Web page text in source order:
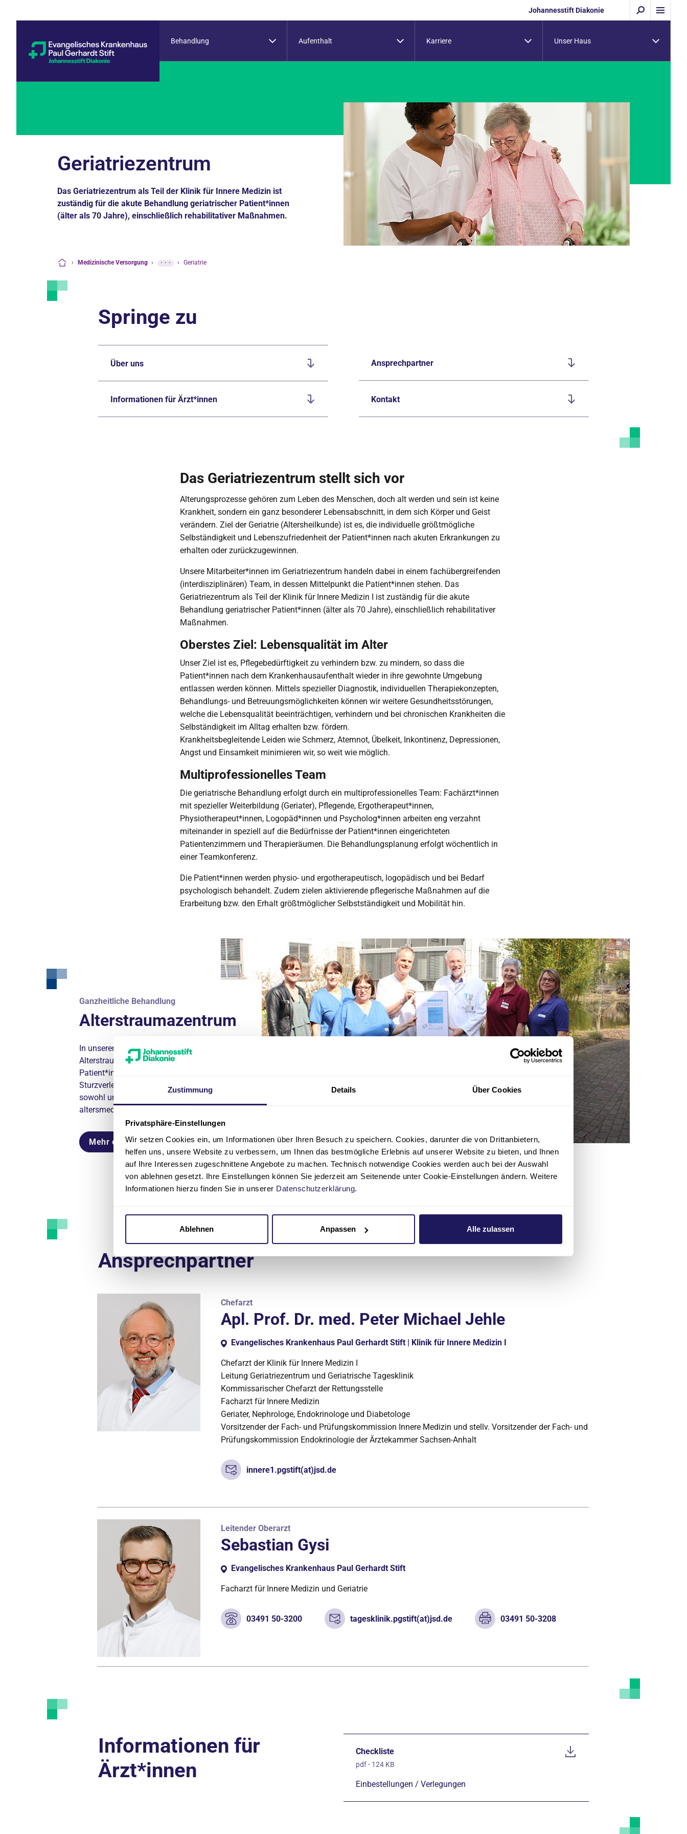
Zustimmung Details Über Cookies
Privatsphäre-Einstellungen
Wir setzen Cookies ein, um Informationen über Ihren Besuch zu speichern. Cookies, darunter die von Drittanbietern,
helfen uns, unsere Website zu verbessern, um Ihnen das bestmögliche Erlebnis auf unserer Website zu bieten, und Ihnen
auf Ihre Interessen zugeschnittene Angebote zu machen. Technisch notwendige Cookies werden auch bei der Auswahl
von ablehnen gesetzt. Ihre Einstellungen können Sie jederzeit am Seitenende unter Cookie-Einstellungen ändern. Weitere
Informationen hierzu finden Sie in unserer Datenschutzerklärung.
Ablehnen Anpassen Alle zulassen
Johannesstift Diakonie
Behandlung Aufenthalt Karriere Unser Haus
Geriatriezentrum
Das Geriatriezentrum als Teil der Klinik für Innere Medizin ist
zuständig für die akute Behandlung geriatrischer Patient*innen
(älter als 70 Jahre), einschließlich rehabilitativer Maßnahmen.
› Medizinische Versorgung › ··· › Geriatrie
Springe zu
Über uns Ansprechpartner
Informationen für Ärzt*innen Kontakt
Das Geriatriezentrum stellt sich vor
Alterungsprozesse gehören zum Leben des Menschen, doch alt werden und sein ist keine
Krankheit, sondern ein ganz besonderer Lebensabschnitt, in dem sich Körper und Geist
verändern. Ziel der Geriatrie (Altersheilkunde) ist es, die individuelle größtmögliche
Selbständigkeit und Lebenszufriedenheit der Patient*innen nach akuten Erkrankungen zu
erhalten oder zurückzugewinnen.
Unsere Mitarbeiter*innen im Geriatriezentrum handeln dabei in einem fachübergreifenden
(interdisziplinären) Team, in dessen Mittelpunkt die Patient*innen stehen. Das
Geriatriezentrum als Teil der Klinik für Innere Medizin I ist zuständig für die akute
Behandlung geriatrischer Patient*innen (älter als 70 Jahre), einschließlich rehabilitativer
Maßnahmen.
Oberstes Ziel: Lebensqualität im Alter
Unser Ziel ist es, Pflegebedürftigkeit zu verhindern bzw. zu mindern, so dass die
Patient*innen nach dem Krankenhausaufenthalt wieder in ihre gewohnte Umgebung
entlassen werden können. Mittels spezieller Diagnostik, individuellen Therapiekonzepten,
Behandlungs- und Betreuungsmöglichkeiten können wir weitere Gesundheitsstörungen,
welche die Lebensqualität beeinträchtigen, verhindern und bei chronischen Krankheiten die
Selbständigkeit im Alltag erhalten bzw. fördern.
Krankheitsbegleitende Leiden wie Schmerz, Atemnot, Übelkeit, Inkontinenz, Depressionen,
Angst und Einsamkeit minimieren wir, so weit wie möglich.
Multiprofessionelles Team
Die geriatrische Behandlung erfolgt durch ein multiprofessionelles Team: Fachärzt*innen
mit spezieller Weiterbildung (Geriater), Pflegende, Ergotherapeut*innen,
Physiotherapeut*innen, Logopäd*innen und Psycholog*innen arbeiten eng verzahnt
miteinander in speziell auf die Bedürfnisse der Patient*innen eingerichteten
Patientenzimmern und Therapieräumen. Die Behandlungsplanung erfolgt wöchentlich in
einer Teamkonferenz.
Die Patient*innen werden physio- und ergotherapeutisch, logopädisch und bei Bedarf
psychologisch behandelt. Zudem zielen aktivierende pflegerische Maßnahmen auf die
Erarbeitung bzw. den Erhalt größtmöglicher Selbstständigkeit und Mobilität hin.
Ganzheitliche Behandlung
Alterstraumazentrum
In unserem zertifizierten
Alterstraumazentrum (ATZ) werden
Patient*innen ab 70 Jahren nach
Sturzverletzungen ganzheitlich versorgt -
sowohl unfallchirurgisch als auch
altersmedizinisch.
Mehr erfahren
Ansprechpartner
Chefarzt
Apl. Prof. Dr. med. Peter Michael Jehle
Evangelisches Krankenhaus Paul Gerhardt Stift | Klinik für Innere Medizin I
Chefarzt der Klinik für Innere Medizin I
Leitung Geriatriezentrum und Geriatrische Tagesklinik
Kommissarischer Chefarzt der Rettungsstelle
Facharzt für Innere Medizin
Geriater, Nephrologe, Endokrinologe und Diabetologe
Vorsitzender der Fach- und Prüfungskommission Innere Medizin und stellv. Vorsitzender der Fach- und
Prüfungskommission Endokrinologie der Ärztekammer Sachsen-Anhalt
innere1.pgstift(at)jsd.de
Leitender Oberarzt
Sebastian Gysi
Evangelisches Krankenhaus Paul Gerhardt Stift
Facharzt für Innere Medizin und Geriatrie
03491 50-3200 tagesklinik.pgstift(at)jsd.de 03491 50-3208
Informationen für
Ärzt*innen
Checkliste
pdf · 124 KB
Einbestellungen / Verlegungen